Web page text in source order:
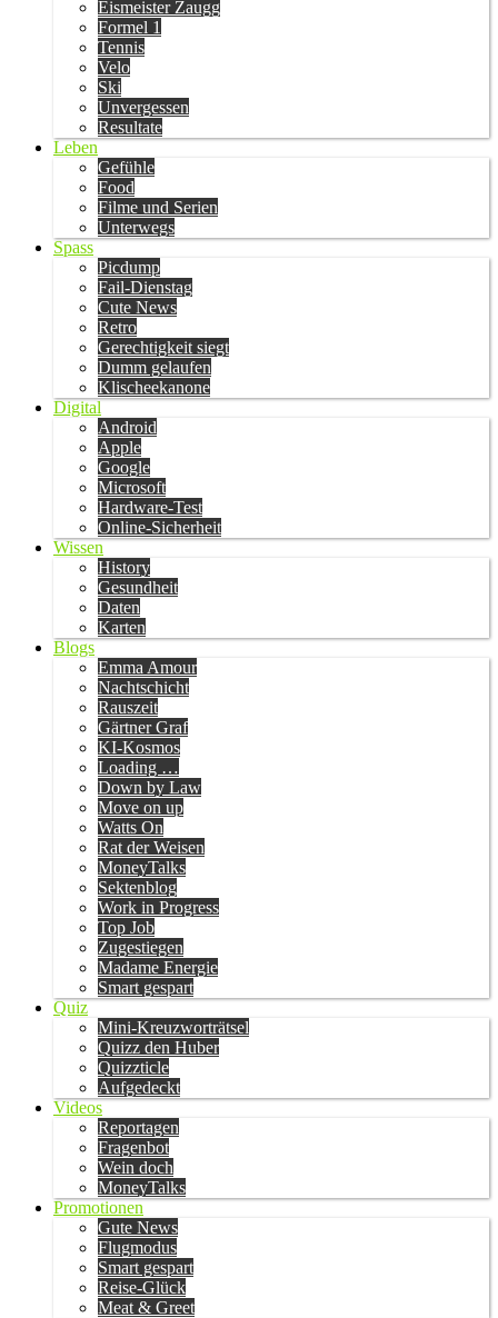
Eismeister Zaugg
Formel 1
Tennis
Velo
Ski
Unvergessen
Resultate
Leben
Gefühle
Food
Filme und Serien
Unterwegs
Spass
Picdump
Fail-Dienstag
Cute News
Retro
Gerechtigkeit siegt
Dumm gelaufen
Klischeekanone
Digital
Android
Apple
Google
Microsoft
Hardware-Test
Online-Sicherheit
Wissen
History
Gesundheit
Daten
Karten
Blogs
Emma Amour
Nachtschicht
Rauszeit
Gärtner Graf
KI-Kosmos
Loading …
Down by Law
Move on up
Watts On
Rat der Weisen
MoneyTalks
Sektenblog
Work in Progress
Top Job
Zugestiegen
Madame Energie
Smart gespart
Quiz
Mini-Kreuzworträtsel
Quizz den Huber
Quizzticle
Aufgedeckt
Videos
Reportagen
Fragenbot
Wein doch
MoneyTalks
Promotionen
Gute News
Flugmodus
Smart gespart
Reise-Glück
Meat & Greet